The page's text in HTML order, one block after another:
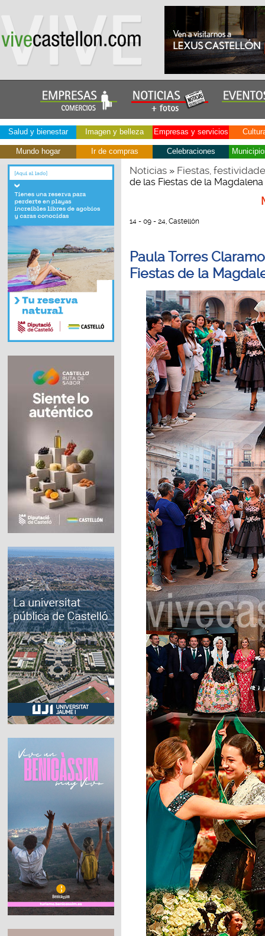
Salud y bienestar Imagen y belleza Empresas y servicios
Mundo hogar Ir de compras Celebraciones
Noticias» Fiestas,
de las Fiestas de la
14 - 09 - 24, Castellón
Paula Torres
Fiestas de la